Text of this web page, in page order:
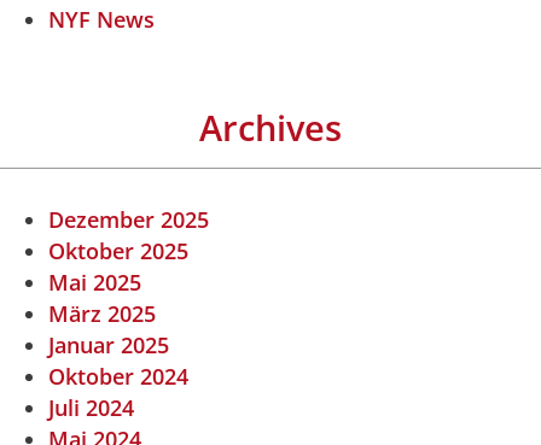
NYF News
Archives
Dezember 2025
Oktober 2025
Mai 2025
März 2025
Januar 2025
Oktober 2024
Juli 2024
Mai 2024